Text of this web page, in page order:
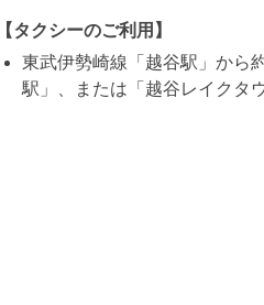
【タクシーのご利用】
東武伊勢崎線「越谷駅」から
駅」、または「越谷レイクタ